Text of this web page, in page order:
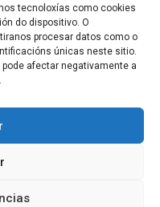
tecnoloxías como cookies
do dispositivo. O
procesar datos como o
únicas neste sitio.
afectar negativamente a